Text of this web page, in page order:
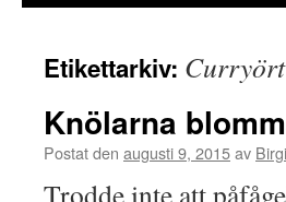
Etikettarkiv: Curryört
Knölarna
Postat den augusti 9, 2015av
Trodde inte att